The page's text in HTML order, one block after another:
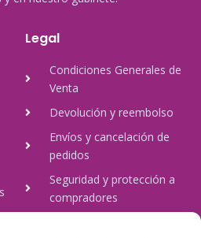
Legal
Condiciones Generales de
Venta
Devolución y reembolso
Envíos y cancelación de
pedidos
Seguridad y protección a
compradores